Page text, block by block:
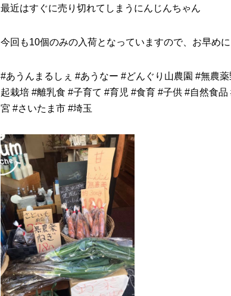
最近はすぐに売り切れてしまうにんじんちゃん
今回も10個のみの入荷となっていますので、お早め
#あうんまるしぇ #あうなー #どんぐり山農園 #無農
起栽培 #離乳食 #子育て #育児 #食育 #子供 #自然食品
宮 #さいたま市 #埼玉